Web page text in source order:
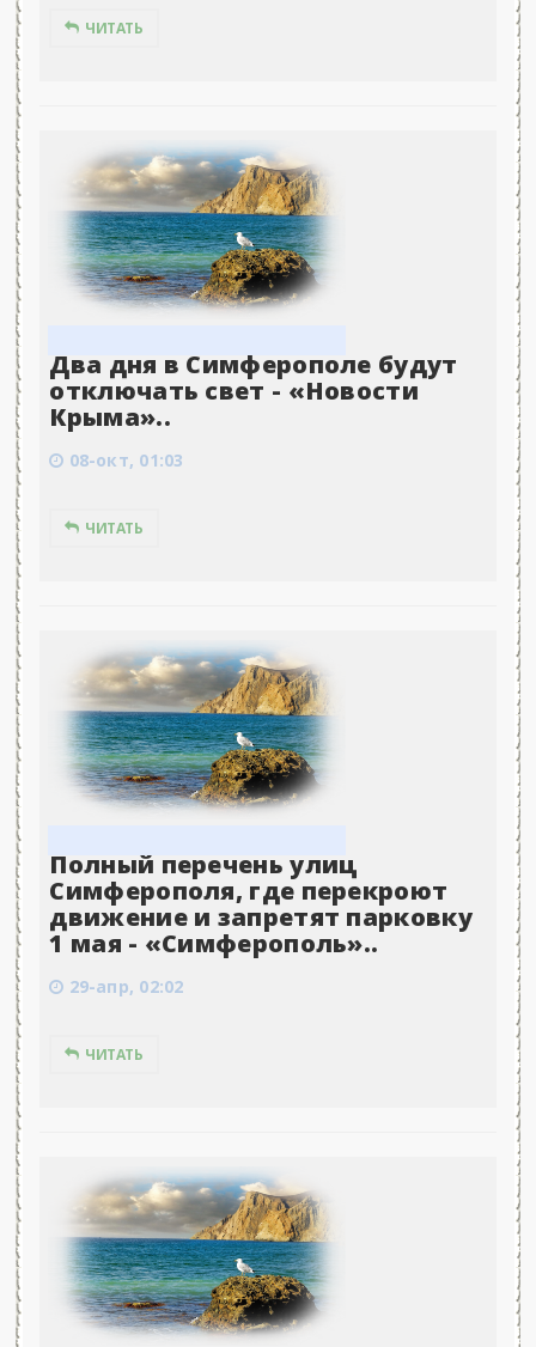
ЧИТАТЬ
Два дня в Симферополе будут
отключать свет - «Новости
Крыма»..
08-окт, 01:03
ЧИТАТЬ
Полный перечень улиц
Симферополя, где перекроют
движение и запретят парковку
1 мая - «Симферополь»..
29-апр, 02:02
ЧИТАТЬ